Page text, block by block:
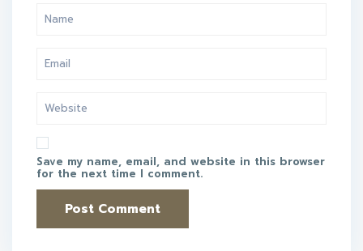
Save my name, email, and website in this browser
for the next time I comment.